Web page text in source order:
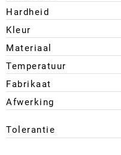
Hardheid
Kleur
Materiaal
Temperatuur
Fabrikaat
Afwerking
Tolerantie